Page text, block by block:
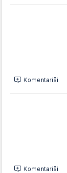
Komentariši
Komentariši